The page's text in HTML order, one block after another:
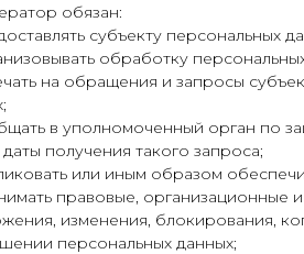
обязан:
субъекту персональных
обработку
на обращения и запросы
в уполномоченный орган по
получения такого запроса;
или иным образом
правовые, организационные
изменения, блокирования,
персональных данных;